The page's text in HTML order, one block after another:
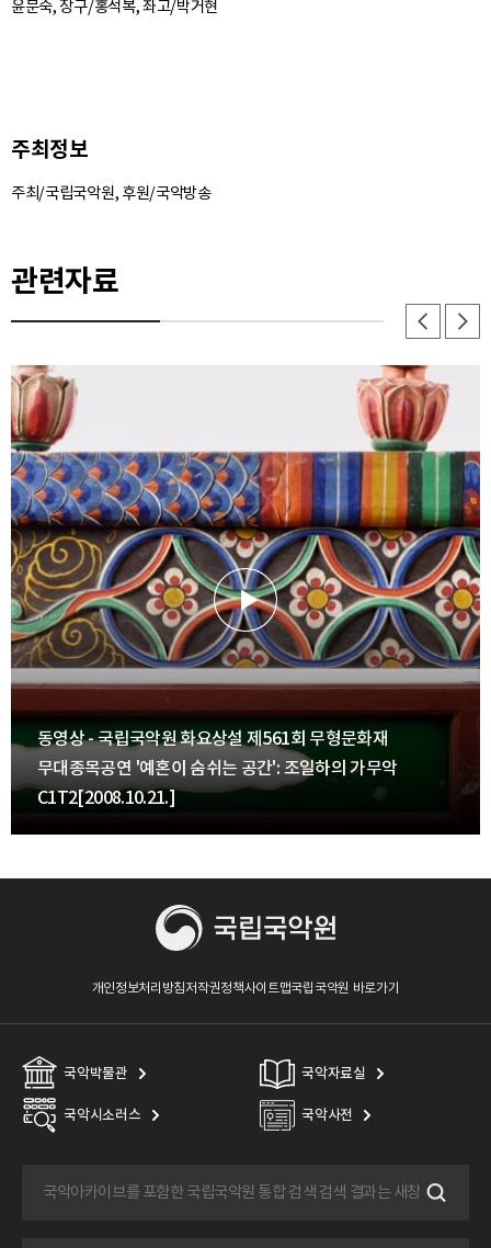
주최정보
주최/국립국악원, 후원/국악방송
관련자료
동영상 - 국립국악원 화요상설 제561회 무형문화재
무대종목공연 '예혼이 숨쉬는 공간': 조일하의 가무악
C1T2[2008.10.21.]
개인정보처리방침저작권정책사이트맵국립국악원 바로가기
국악박물관 국악자료실
국악시소러스 국악사전